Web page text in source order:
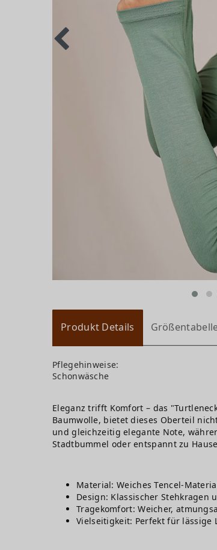
Produkt Details
Pflegehinweise:
Schonwäsche
Eleganz trifft Komfort – das
Baumwolle, bietet dieses Oberteil
und gleichzeitig elegante Note,
Stadtbummel oder entspannt zu
Material: Weiches Tencel-
Design: Klassischer Stehkragen
Tragekomfort: Weicher,
Vielseitigkeit: Perfekt für lässige